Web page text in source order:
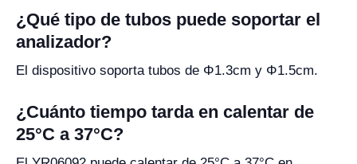
¿Qué tipo de tubos puede soportar el
analizador?
El dispositivo soporta tubos de Φ1.3cm y Φ1.5cm.
¿Cuánto tiempo tarda en calentar de
25°C a 37°C?